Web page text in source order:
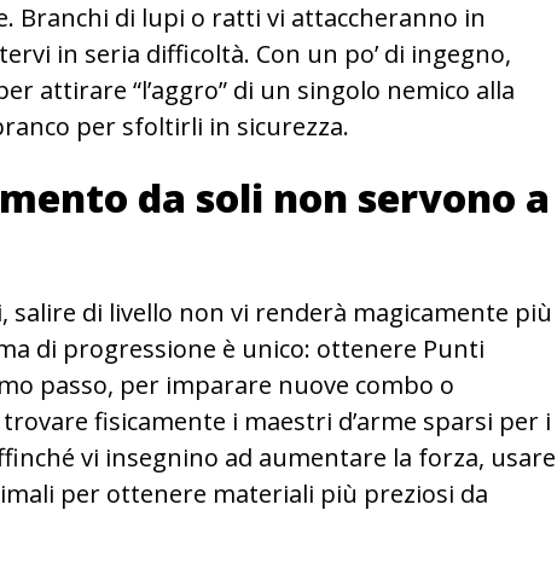
Branchi di lupi o ratti vi attaccheranno in
in seria difficoltà. Con un po’ di ingegno,
attirare “l’aggro” di un singolo nemico alla
per sfoltirli in sicurezza.
da soli non servono a
salire di livello non vi renderà magicamente più
di progressione è unico: ottenere Punti
passo, per imparare nuove combo o
fisicamente i maestri d’arme sparsi per i
vi insegnino ad aumentare la forza, usare
per ottenere materiali più preziosi da